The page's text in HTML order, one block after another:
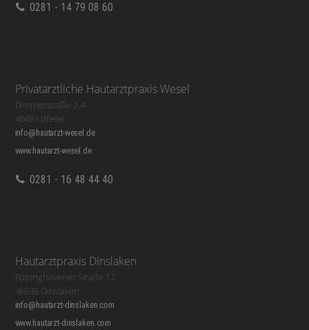
0281 - 14 79 08 60
Privatärztliche Hautarztpraxis Wesel
Dimmerstraße 2-4
46483 Wesel
info@hautarzt-wesel.de
www.hautarzt-wesel.de
0281 - 16 48 44 40
Hautarztpraxis Dinslaken
Eppinghovener Straße 12
46535 Dinslaken
info@hautarzt-dinslaken.com
www.hautarzt-dinslaken.com